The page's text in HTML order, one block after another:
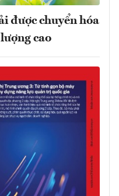
được chuyển hóa
cao